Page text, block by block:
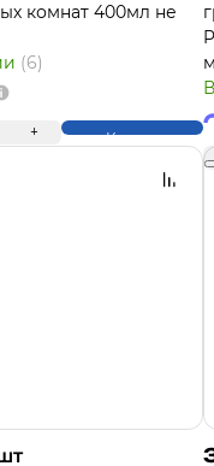
комнат 400мл не
(6)
+ Купить